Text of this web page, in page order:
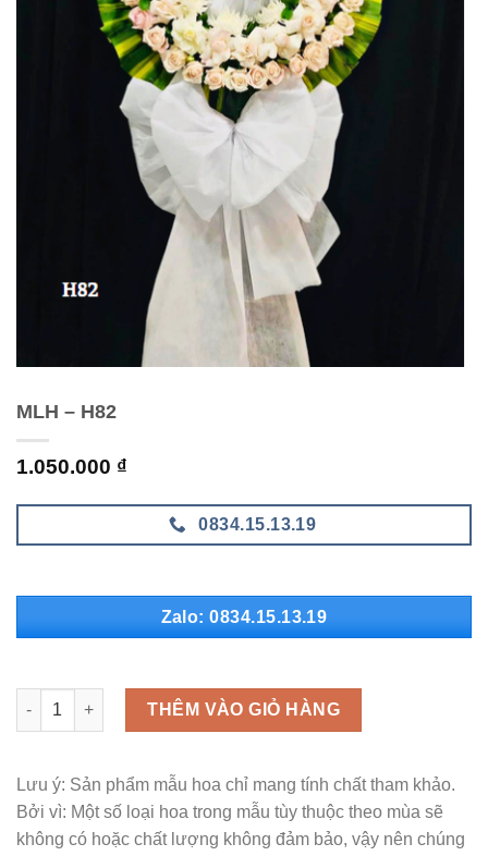
MLH – H82
1.050.000 ₫
0834.15.13.19
Zalo: 0834.15.13.19
MLH - H82 số lượng
THÊM VÀO GIỎ HÀNG
Lưu ý: Sản phẩm mẫu hoa chỉ mang tính chất tham khảo.
Bởi vì: Một số loại hoa trong mẫu tùy thuộc theo mùa sẽ
không có hoặc chất lượng không đảm bảo, vậy nên chúng